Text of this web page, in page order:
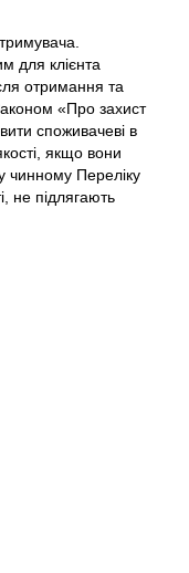
для клієнта
отримання та
«Про захист
споживачеві в
якщо вони
чинному Переліку
не підлягають